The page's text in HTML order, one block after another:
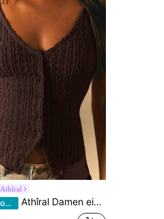
Athîral
EU Warehouse Athîral Damen einfarbiges strukturiertes Camisole Top mit Knopfleiste